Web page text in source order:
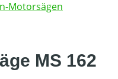
Motorsägen
MS 162